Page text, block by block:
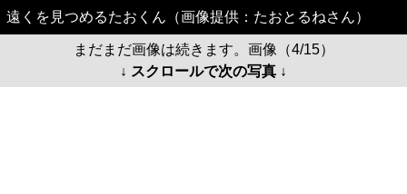
遠くを見つめるたおくん（画像提供：たおとるねさん）
まだまだ画像は続きます。画像（4/15）
↓ スクロールで次の写真 ↓